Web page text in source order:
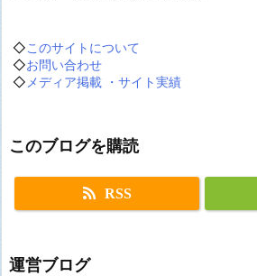
◇このサイトについて
◇お問い合わせ
◇ メディア掲載 ・サイト実績
このブログを購読
RSS
運営ブログ